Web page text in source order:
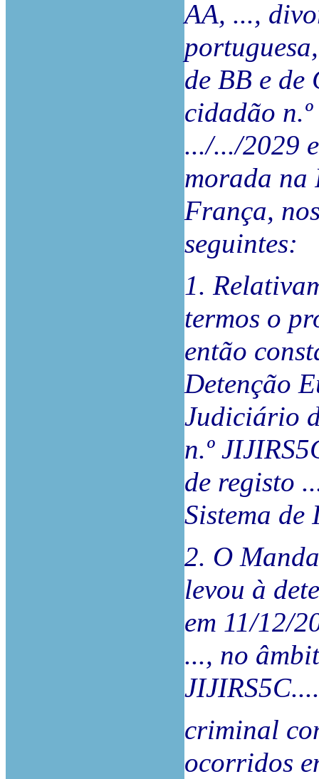
AA, ...,
de BB e
cidadão
.../.../2029
morada na
França,
seguintes:
1.
termos o
então
Detenção
Judiciário
n.º
de registo
Sistema de
2. O
levou à
em 11/12/
..., no
criminal
ocorridos